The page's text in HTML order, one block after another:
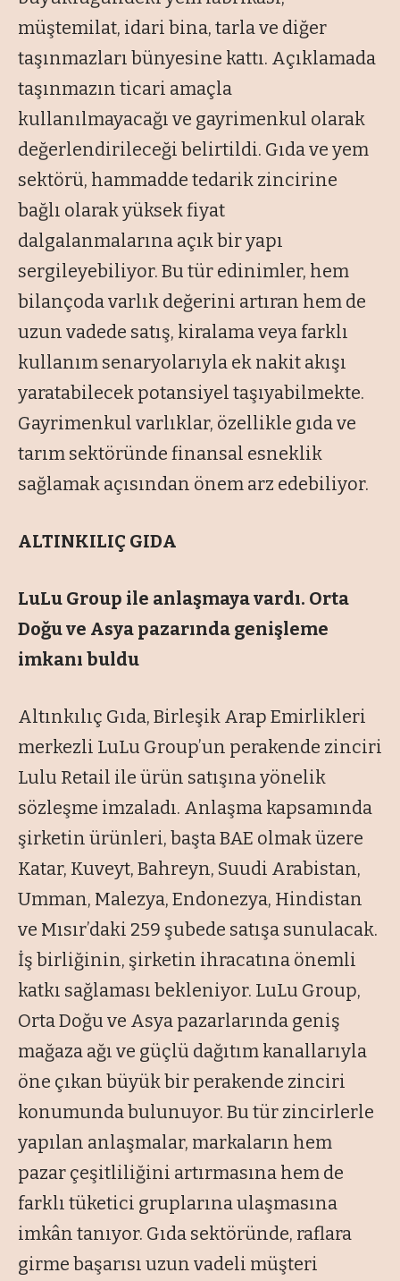
müştemilat, idari bina, tarla ve diğer
taşınmazları bünyesine kattı. Açıklamada
taşınmazın ticari amaçla
kullanılmayacağı ve gayrimenkul olarak
değerlendirileceği belirtildi. Gıda ve yem
sektörü, hammadde tedarik zincirine
bağlı olarak yüksek fiyat
dalgalanmalarına açık bir yapı
sergileyebiliyor. Bu tür edinimler, hem
bilançoda varlık değerini artıran hem de
uzun vadede satış, kiralama veya farklı
kullanım senaryolarıyla ek nakit akışı
yaratabilecek potansiyel taşıyabilmekte.
Gayrimenkul varlıklar, özellikle gıda ve
tarım sektöründe finansal esneklik
sağlamak açısından önem arz edebiliyor.
ALTINKILIÇ GIDA
LuLu Group ile anlaşmaya vardı. Orta
Doğu ve Asya pazarında genişleme
imkanı buldu
Altınkılıç Gıda, Birleşik Arap Emirlikleri
merkezli LuLu Group’un perakende zinciri
Lulu Retail ile ürün satışına yönelik
sözleşme imzaladı. Anlaşma kapsamında
şirketin ürünleri, başta BAE olmak üzere
Katar, Kuveyt, Bahreyn, Suudi Arabistan,
Umman, Malezya, Endonezya, Hindistan
ve Mısır’daki 259 şubede satışa sunulacak.
İş birliğinin, şirketin ihracatına önemli
katkı sağlaması bekleniyor. LuLu Group,
Orta Doğu ve Asya pazarlarında geniş
mağaza ağı ve güçlü dağıtım kanallarıyla
öne çıkan büyük bir perakende zinciri
konumunda bulunuyor. Bu tür zincirlerle
yapılan anlaşmalar, markaların hem
pazar çeşitliliğini artırmasına hem de
farklı tüketici gruplarına ulaşmasına
imkân tanıyor. Gıda sektöründe, raflara
girme başarısı uzun vadeli müşteri